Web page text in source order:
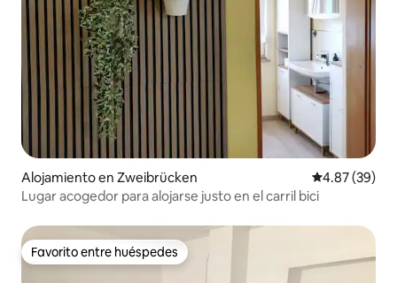
Alojamiento en Zweibrücken Calificación
4.87 (39)
Lugar acogedor para alojarse justo en el carril bici
Favorito entre huéspedes
Favorito entre huéspedes